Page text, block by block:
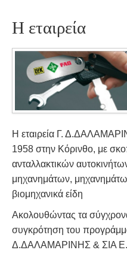
Η εταιρεία
Η εταιρεία Γ.
1958 στην Κόρινθο, με
ανταλλακτικών
μηχανημάτων,
βιομηχανικά είδη
Ακολουθώντας τα
συγκρότηση του
Δ.ΔΑΛΑΜΑΡΙΝΗΣ & ΣΙΑ